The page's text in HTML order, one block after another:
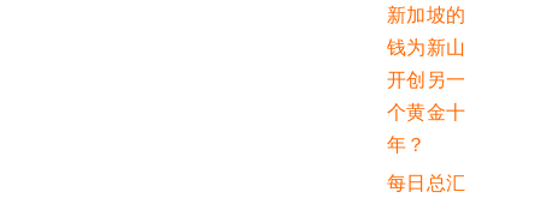
新加坡的
钱为新山
开创另一
个黄金十
年？
每日总汇